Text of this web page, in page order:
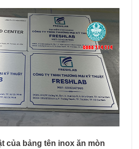
của bảng tên inox ăn mòn